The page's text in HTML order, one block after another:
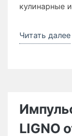
кулинарные
Читать далее
LIGNO